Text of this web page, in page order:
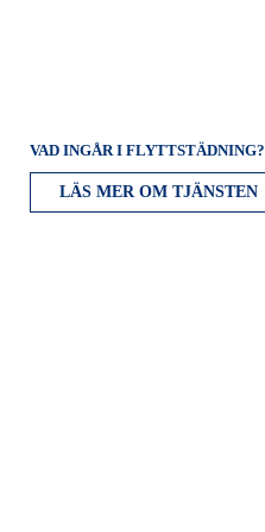
VAD INGÅR I FLYTTSTÄDNING?
LÄS MER OM TJÄNSTEN